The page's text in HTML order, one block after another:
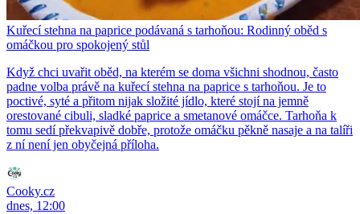
Kuřecí stehna na paprice podávaná s tarhoňou: Rodinný oběd s
omáčkou pro spokojený stůl
Když chci uvařit oběd, na kterém se doma všichni shodnou, často
padne volba právě na kuřecí stehna na paprice s tarhoňou. Je to
poctivé, syté a přitom nijak složité jídlo, které stojí na jemně
orestované cibuli, sladké paprice a smetanové omáčce. Tarhoňa k
tomu sedí překvapivě dobře, protože omáčku pěkně nasaje a na talíři
z ní není jen obyčejná příloha.
Cooky.cz
dnes, 12:00